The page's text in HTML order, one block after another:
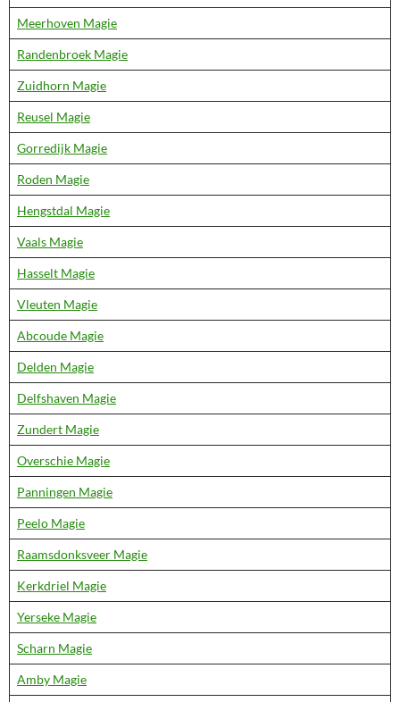
Meerhoven Magie
Randenbroek Magie
Zuidhorn Magie
Reusel Magie
Gorredijk Magie
Roden Magie
Hengstdal Magie
Vaals Magie
Hasselt Magie
Vleuten Magie
Abcoude Magie
Delden Magie
Delfshaven Magie
Zundert Magie
Overschie Magie
Panningen Magie
Peelo Magie
Raamsdonksveer Magie
Kerkdriel Magie
Yerseke Magie
Scharn Magie
Amby Magie